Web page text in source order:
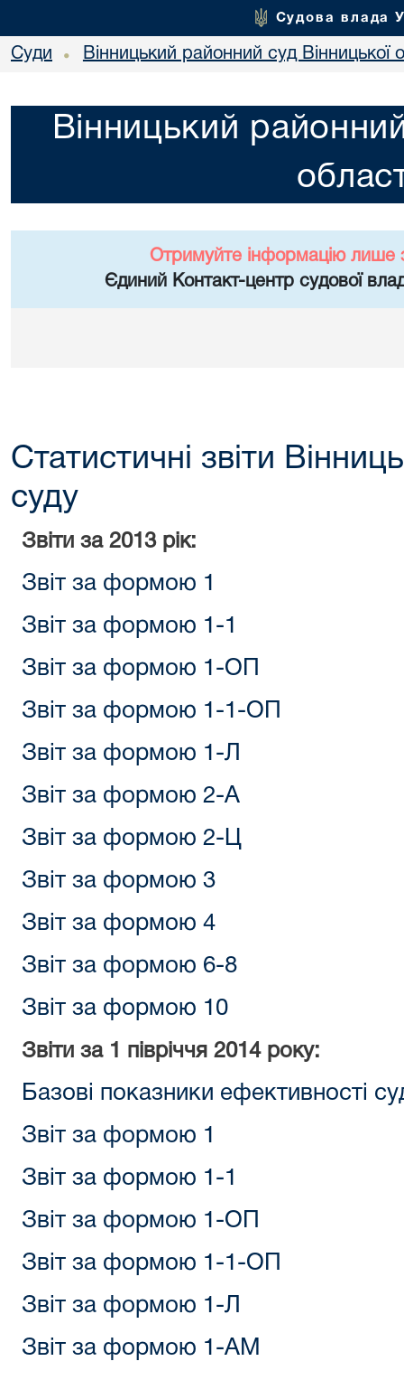
Судова влада
Суди • Вінницький районний суд Вінницької
Вінницький
Отримуйте інформацію лише
Єдиний Контакт-центр судової
Статистичні звіти
суду
Звіти за 2013 рік:
Звіт за формою 1
Звіт за формою 1-1
Звіт за формою 1-ОП
Звіт за формою 1-1-ОП
Звіт за формою 1-Л
Звіт за формою 2-А
Звіт за формою 2-Ц
Звіт за формою 3
Звіт за формою 4
Звіт за формою 6-8
Звіт за формою 10
Звіти за 1 півріччя 2014 року:
Базові показники ефективності
Звіт за формою 1
Звіт за формою 1-1
Звіт за формою 1-ОП
Звіт за формою 1-1-ОП
Звіт за формою 1-Л
Звіт за формою 1-АМ